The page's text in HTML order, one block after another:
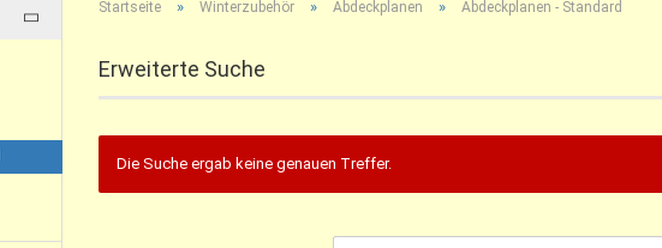
Passwort
Startseite » Winterzubehör » Abdeckplanen » Abdeckplanen - Standard
Erweiterte Suche
Die Suche ergab keine genauen Treffer.